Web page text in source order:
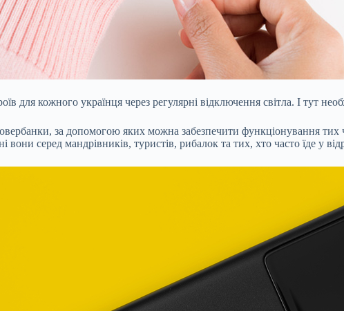
для кожного українця через регулярні відключення світла. І тут
за допомогою яких можна забезпечити функціонування тих
серед мандрівників, туристів, рибалок та тих, хто часто їде у